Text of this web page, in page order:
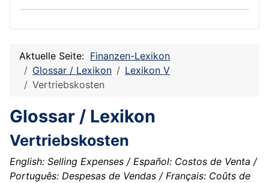
Aktuelle Seite: Finanzen-Lexikon
Glossar / Lexikon
Lexikon V
Vertriebskosten
Glossar / Lexikon
Vertriebskosten
English: Selling Expenses / Español: Costos de Venta /
Português: Despesas de Vendas / Français: Coûts de